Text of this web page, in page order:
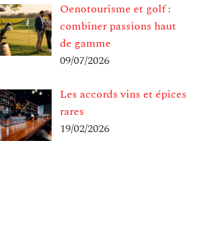
Oenotourisme et golf :
combiner passions haut
de gamme
09/07/2026
Les accords vins et épices
rares
19/02/2026